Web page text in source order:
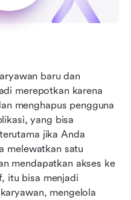
baru dan
merepotkan karena
menghapus pengguna
yang bisa
jika Anda
melewatkan satu
mendapatkan akses ke
itu bisa menjadi
mengelola